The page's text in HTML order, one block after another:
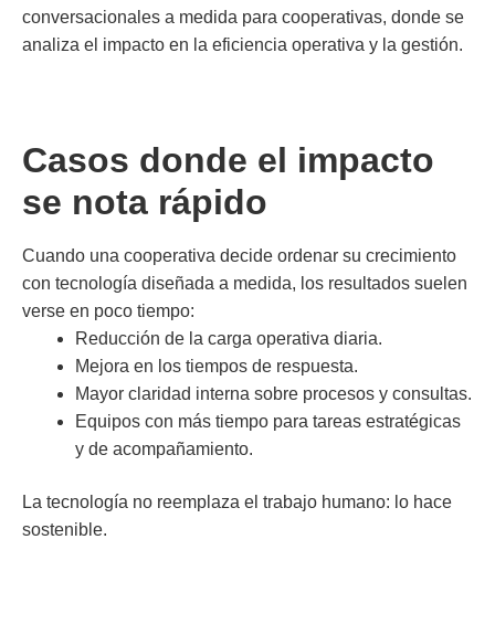
conversacionales a medida para cooperativas, donde se
analiza el impacto en la eficiencia operativa y la gestión.
Casos donde el impacto
se nota rápido
Cuando una cooperativa decide ordenar su crecimiento
con tecnología diseñada a medida, los resultados suelen
verse en poco tiempo:
Reducción de la carga operativa diaria.
Mejora en los tiempos de respuesta.
Mayor claridad interna sobre procesos y consultas.
Equipos con más tiempo para tareas estratégicas
y de acompañamiento.
La tecnología no reemplaza el trabajo humano: lo hace
sostenible.